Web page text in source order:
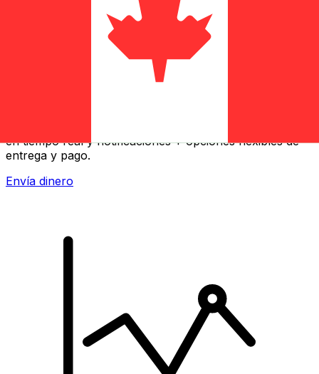
en tiempo real y notificaciones + opciones flexibles de
entrega y pago.
Envía dinero